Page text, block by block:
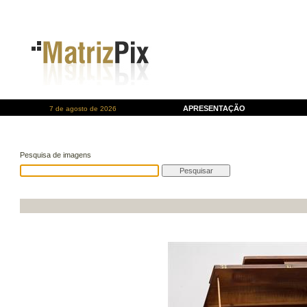
7 de agosto de 2026 APRESENTAÇÃO
Pesquisa de imagens